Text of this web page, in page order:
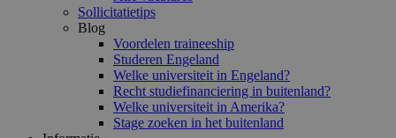
Sollicitatietips
Blog
Voordelen traineeship
Studeren Engeland
Welke universiteit in Engeland?
Recht studiefinanciering in buitenland?
Welke universiteit in Amerika?
Stage zoeken in het buitenland